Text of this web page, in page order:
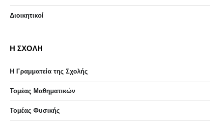
Διοικητικοί
Η ΣΧΟΛΗ
Η Γραμματεία της Σχολής
Τομέας Μαθηματικών
Τομέας Φυσικής